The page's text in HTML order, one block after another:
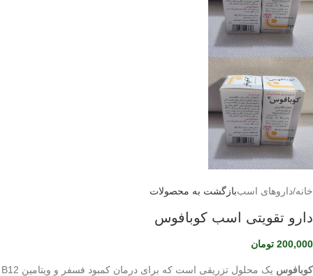
خانه/داروهای اسببازگشت به محصولات
دارو تقویتی اسب کوبافوس
200,000 تومان
کوبافوس
یک محلول تزریقی است که برای درمان کمبود فسفر و ویتامین B12